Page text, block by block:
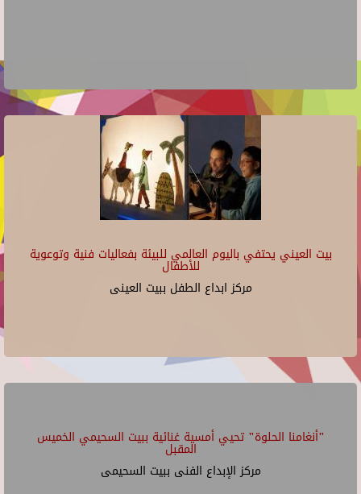
بيت العيني يحتفي باليوم العالمي للبيئة بفعاليات فنية وتوعوية
للأطفال
مركز ابداع الطفل ببيت العينى
"أنغامنا الحلوة" تحيي أمسية غنائية ببيت السحيمي الخميس
المقبل
مركز الإبداع الفنى ببيت السحيمى